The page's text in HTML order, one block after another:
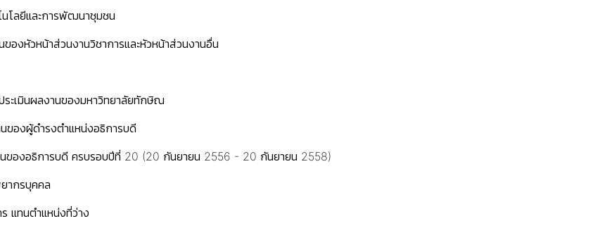
โลยีและการพัฒนาชุมชน
งหัวหน้าส่วนงานวิชาการและหัวหน้าส่วนงานอื่น
ะเมินผลงานของมหาวิทยาลัยทักษิณ
ของผู้ดำรงตำแหน่งอธิการบดี
ของอธิการบดี ครบรอบปีที่ 20 (20 กันยายน 2556 - 20 กันยายน 2558)
ากรบุคคล
แทนตำแหน่งที่ว่าง